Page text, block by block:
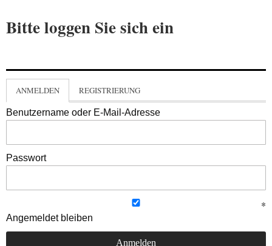
Bitte loggen Sie sich ein
ANMELDEN REGISTRIERUNG
Benutzername oder E-Mail-Adresse
Passwort
Angemeldet bleiben